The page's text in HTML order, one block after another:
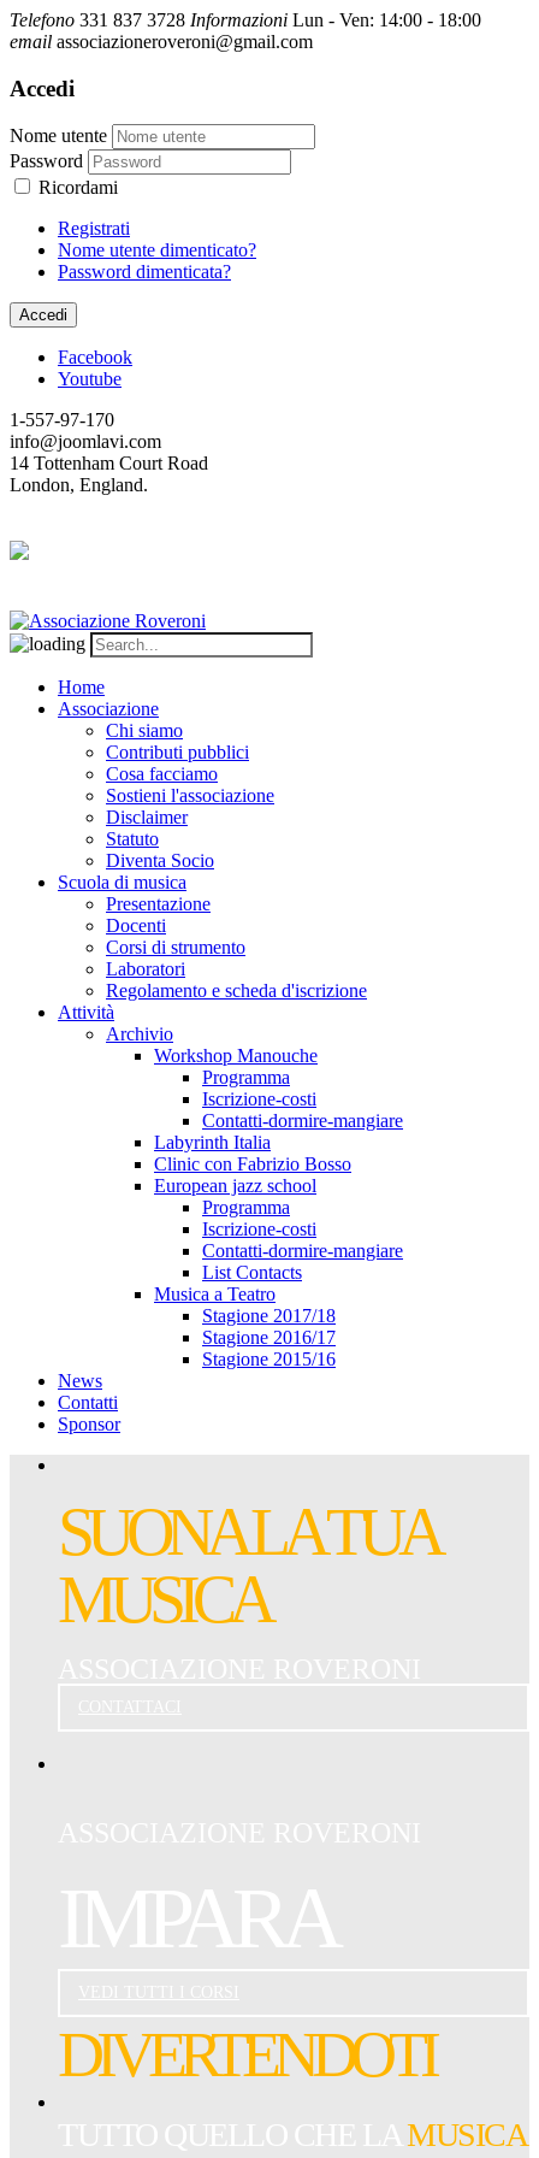
Telefono 331 837 3728 Informazioni Lun - Ven: 14:00 - 18:00
email associazioneroveroni@gmail.com
Accedi
Nome utente
Password
Ricordami
Registrati
Nome utente dimenticato?
Password dimenticata?
Accedi
Facebook
Youtube
1-557-97-170
info@joomlavi.com
14 Tottenham Court Road
London, England.
Home
Associazione
Chi siamo
Contributi pubblici
Cosa facciamo
Sostieni l'associazione
Disclaimer
Statuto
Diventa Socio
Scuola di musica
Presentazione
Docenti
Corsi di strumento
Laboratori
Regolamento e scheda d'iscrizione
Attività
Archivio
Workshop Manouche
Programma
Iscrizione-costi
Contatti-dormire-mangiare
Labyrinth Italia
Clinic con Fabrizio Bosso
European jazz school
Programma
Iscrizione-costi
Contatti-dormire-mangiare
List Contacts
Musica a Teatro
Stagione 2017/18
Stagione 2016/17
Stagione 2015/16
News
Contatti
Sponsor
SUONA LA TUA
MUSICA
DIVERTENDOTI
MUSICA